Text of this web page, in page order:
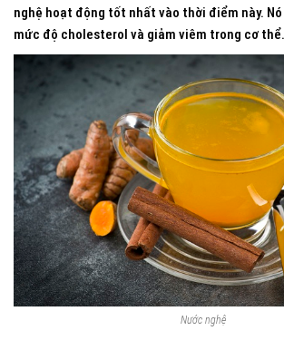
nghệ hoạt động tốt nhất vào thời điểm này.
mức độ cholesterol và giảm viêm trong cơ thể.
Nước nghệ